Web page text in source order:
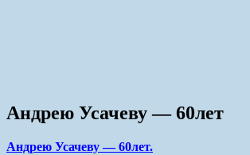
Андрею Усачеву — 60лет
Андрею Усачеву — 60лет.